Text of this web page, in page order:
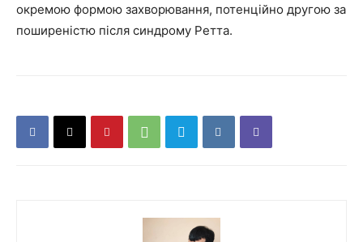
окремою формою захворювання, потенційно другою за
поширеністю після синдрому Ретта.